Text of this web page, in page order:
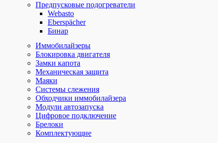
Предпусковые подогреватели
Webasto
Eberspächer
Бинар
Иммобилайзеры
Блокировка двигателя
Замки капота
Механическая защита
Маяки
Системы слежения
Обходчики иммобилайзера
Модули автозапуска
Цифровое подключение
Брелоки
Комплектующие